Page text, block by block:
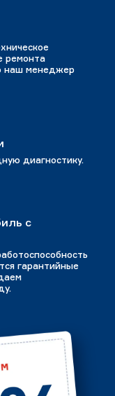
ремонта
наш менеджер
диагностику.
с
гарантийные